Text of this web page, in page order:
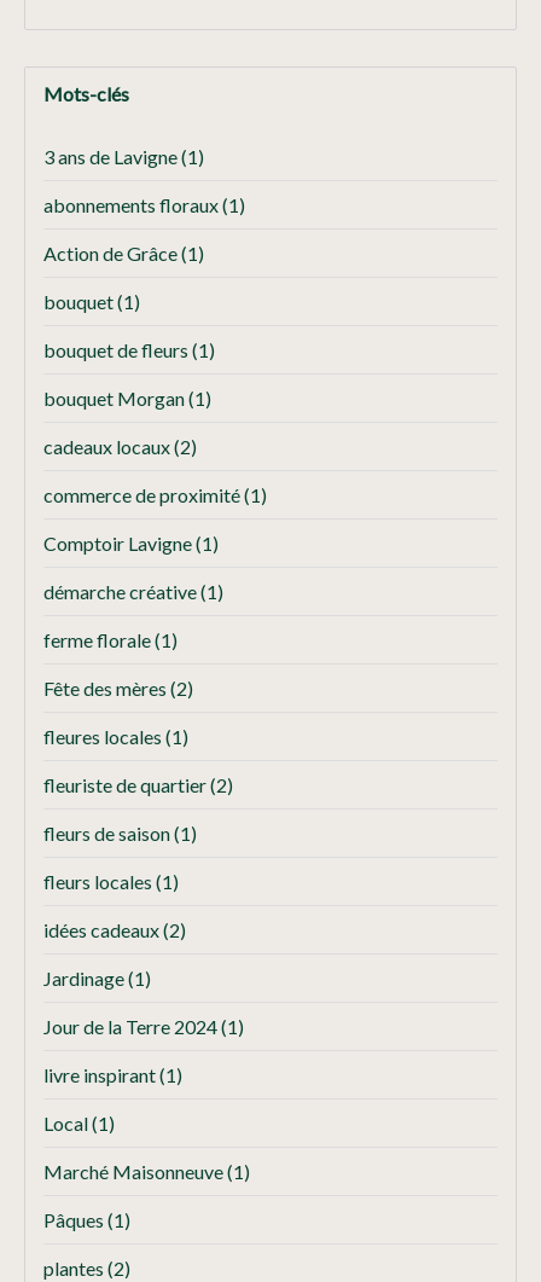
Mots-clés
3 ans de Lavigne(1)
abonnements floraux(1)
Action de Grâce(1)
bouquet(1)
bouquet de fleurs (1)
bouquet Morgan(1)
cadeaux locaux(2)
commerce de proximité(1)
Comptoir Lavigne(1)
démarche créative(1)
ferme florale(1)
Fête des mères (2)
fleures locales (1)
fleuriste de quartier(2)
fleurs de saison(1)
fleurs locales (1)
idées cadeaux(2)
Jardinage(1)
Jour de la Terre 2024(1)
livre inspirant(1)
Local(1)
Marché Maisonneuve(1)
Pâques (1)
plantes (2)